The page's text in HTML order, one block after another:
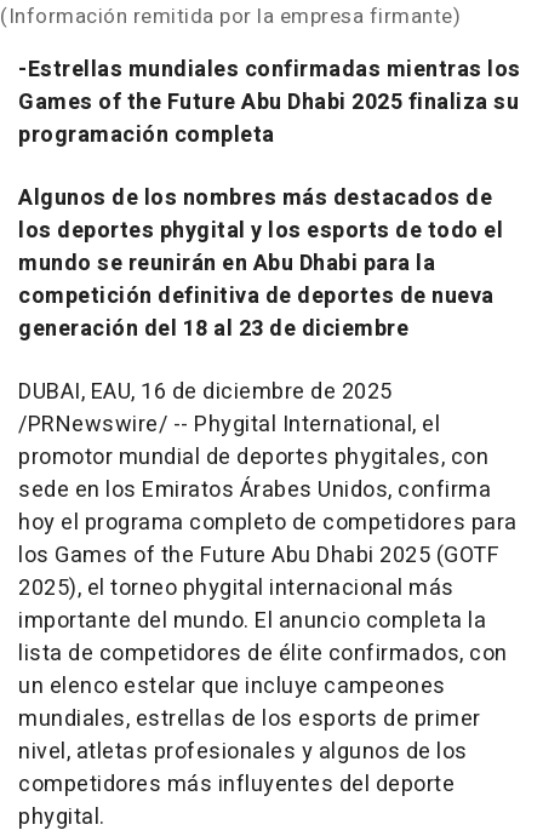
(Información remitida por la empresa firmante)
-Estrellas mundiales confirmadas mientras los
Games of the Future Abu Dhabi 2025 finaliza su
programación completa
Algunos de los nombres más destacados de
los deportes phygital y los esports de todo el
mundo se reunirán en Abu Dhabi para la
competición definitiva de deportes de nueva
generación del 18 al 23 de diciembre
DUBAI, EAU, 16 de diciembre de 2025
/PRNewswire/ -- Phygital International, el
promotor mundial de deportes phygitales, con
sede en los Emiratos Árabes Unidos, confirma
hoy el programa completo de competidores para
los Games of the Future Abu Dhabi 2025 (GOTF
2025), el torneo phygital internacional más
importante del mundo. El anuncio completa la
lista de competidores de élite confirmados, con
un elenco estelar que incluye campeones
mundiales, estrellas de los esports de primer
nivel, atletas profesionales y algunos de los
competidores más influyentes del deporte
phygital.